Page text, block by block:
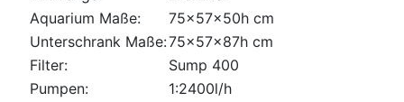
Aquarium Maße:
75x57x50h cm
Unterschrank Maße:75x57x87h cm
Filter:
Sump 400
Pumpen:
1:2400l/h